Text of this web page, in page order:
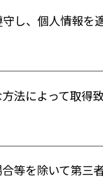
し、個人情報を
法によって取得
等を除いて第三